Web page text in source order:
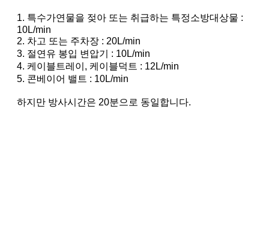
1. 특수가연물을 젖아 또는 취급하는 특정소방대상물 :
10L/min
2. 차고 또는 주차장 : 20L/min
3. 절연유 봉입 변압기 : 10L/min
4. 케이블트레이, 케이블덕트 : 12L/min
5. 콘베이어 밸트 : 10L/min
하지만 방사시간은 20분으로 동일합니다.